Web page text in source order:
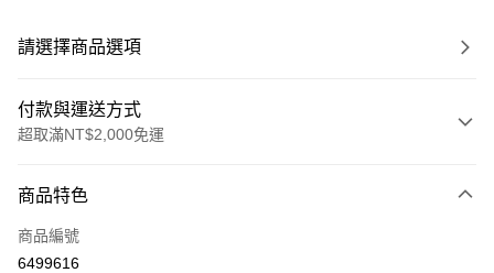
請選擇商品選項
付款與運送方式
超取滿NT$2,000免運
信用卡一次付款
超商取貨付款
商品特色
商品編號
6499616